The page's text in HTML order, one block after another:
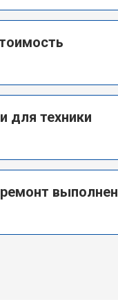
для техники
выполнен